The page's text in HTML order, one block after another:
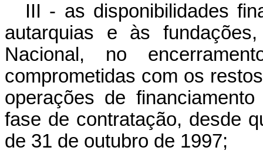
III - as disponibilidades
autarquias e às
Nacional, no
comprometidas com os
operações de
fase de contratação, desde
de 31 de outubro de 1997;